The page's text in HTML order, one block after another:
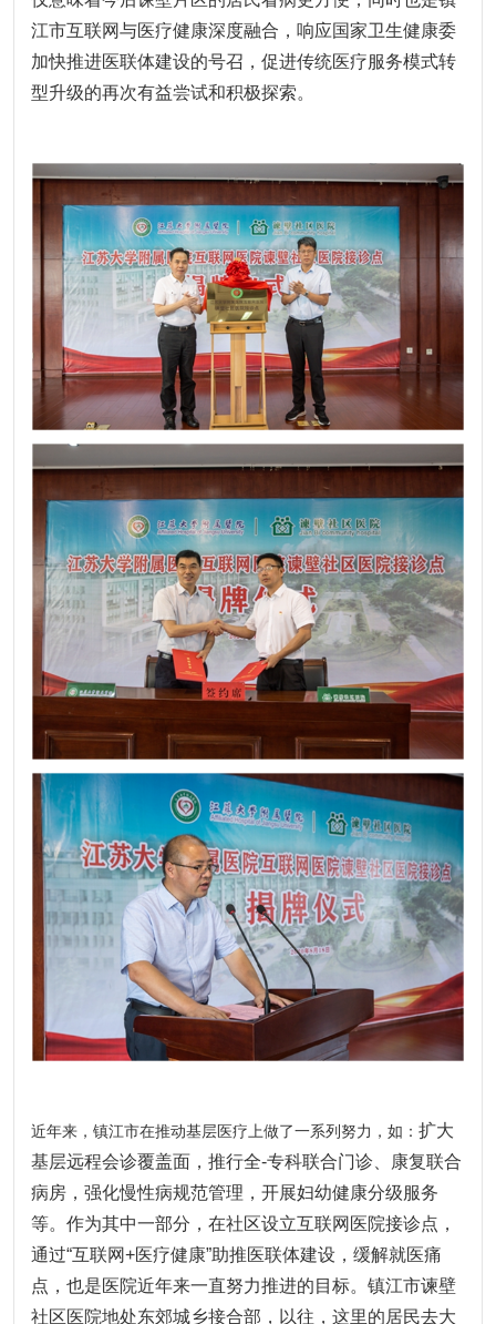
江市互联网与医疗健康深度融合，响应国家卫生健康委
加快推进医联体建设的号召，促进传统医疗服务模式转
型升级的再次有益尝试和积极探索。
近年来，镇江市在推动基层医疗上做了一系列努力，如： 扩大
基层远程会诊覆盖面， 推行全-专科联合门诊、康复联合
病房，强化慢性病规范管理，开展妇幼健康分级服务
等。 作为其中一部分，在社区设立互联网医院接诊点，
通过“互联网+医疗健康”助推医联体建设，缓解就医痛
点，也是医院近年来一直努力推进的目标。 镇江市谏壁
社区医院地处东郊城乡接合部，以往，这里的居民去大